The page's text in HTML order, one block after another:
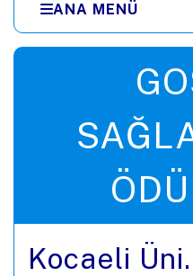
ANA MENÜ
Kocaeli
Menüye zıpla